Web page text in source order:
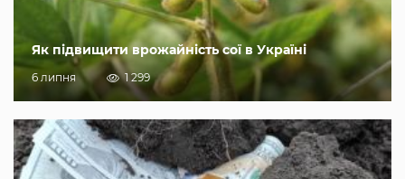
Як підвищити врожайність сої в Україні
6 липня 1 299